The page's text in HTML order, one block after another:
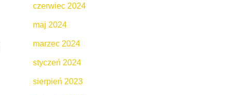
czerwiec 2024
maj 2024
marzec 2024
styczeń 2024
sierpień 2023